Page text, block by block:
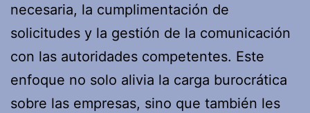
necesaria, la cumplimentación de
solicitudes y la gestión de la comunicación
con las autoridades competentes. Este
enfoque no solo alivia la carga burocrática
sobre las empresas, sino que también les